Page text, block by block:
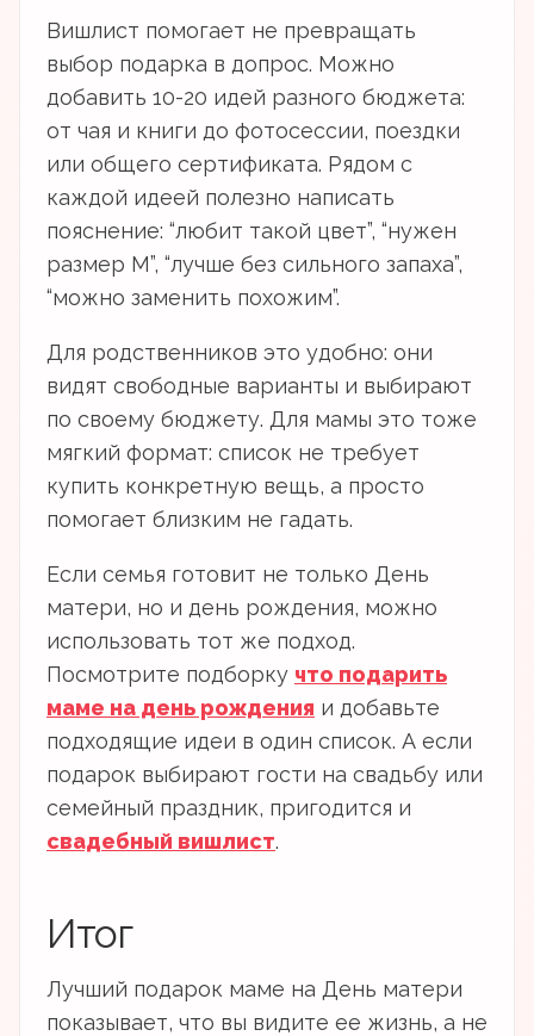
Вишлист помогает не превращать
выбор подарка в допрос. Можно
добавить 10-20 идей разного бюджета:
от чая и книги до фотосессии, поездки
или общего сертификата. Рядом с
каждой идеей полезно написать
пояснение: “любит такой цвет”, “нужен
размер M”, “лучше без сильного запаха”,
“можно заменить похожим”.
Для родственников это удобно: они
видят свободные варианты и выбирают
по своему бюджету. Для мамы это тоже
мягкий формат: список не требует
купить конкретную вещь, а просто
помогает близким не гадать.
Если семья готовит не только День
матери, но и день рождения, можно
использовать тот же подход.
Посмотрите подборку что подарить
маме на день рождения и добавьте
подходящие идеи в один список. А если
подарок выбирают гости на свадьбу или
семейный праздник, пригодится и
свадебный вишлист.
Итог
Лучший подарок маме на День матери
показывает, что вы видите ее жизнь, а не